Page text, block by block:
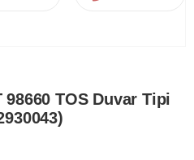
98660 TOS Duvar Tipi